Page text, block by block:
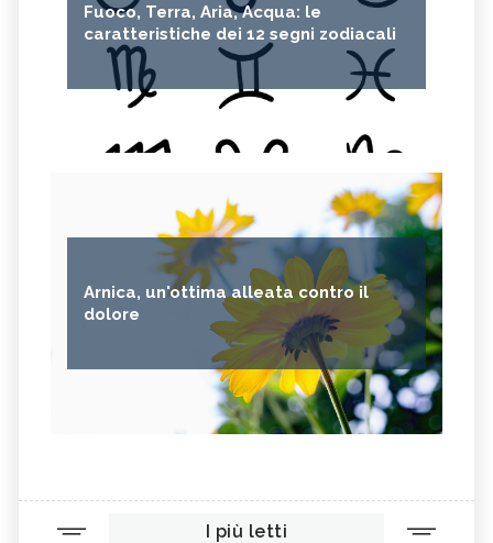
Fuoco, Terra, Aria, Acqua: le
caratteristiche dei 12 segni zodiacali
Arnica, un'ottima alleata contro il
dolore
I più letti